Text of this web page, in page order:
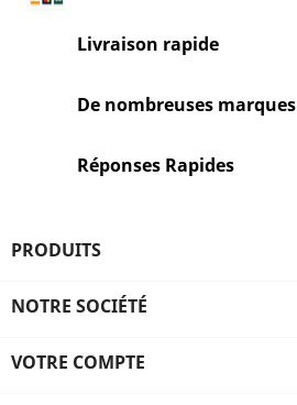
Livraison rapide
De nombreuses marques
Réponses Rapides
PRODUITS
NOTRE SOCIÉTÉ
VOTRE COMPTE